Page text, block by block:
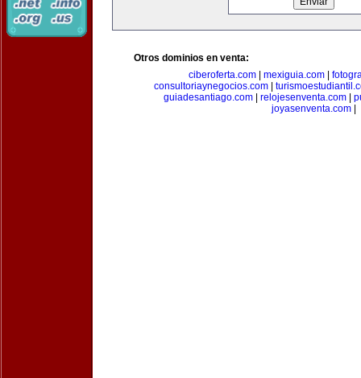
Otros dominios en venta:
ciberoferta.com
mexiguia.com
consultoriaynegocios.com
guiadesantiago.com| relojesenventa.com|
joyasenventa.com|